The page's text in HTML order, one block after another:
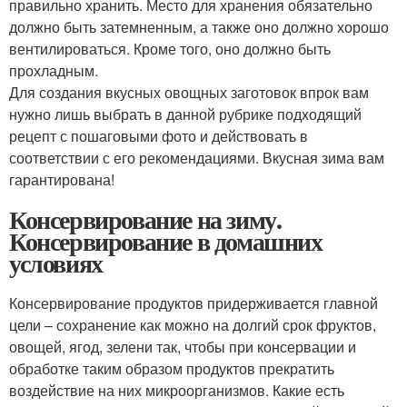
правильно хранить. Место для хранения обязательно
должно быть затемненным, а также оно должно хорошо
вентилироваться. Кроме того, оно должно быть
прохладным.
Для создания вкусных овощных заготовок впрок вам
нужно лишь выбрать в данной рубрике подходящий
рецепт с пошаговыми фото и действовать в
соответствии с его рекомендациями. Вкусная зима вам
гарантирована!
Консервирование на зиму.
Консервирование в домашних
условиях
Консервирование продуктов придерживается главной
цели – сохранение как можно на долгий срок фруктов,
овощей, ягод, зелени так, чтобы при консервации и
обработке таким образом продуктов прекратить
воздействие на них микроорганизмов. Какие есть